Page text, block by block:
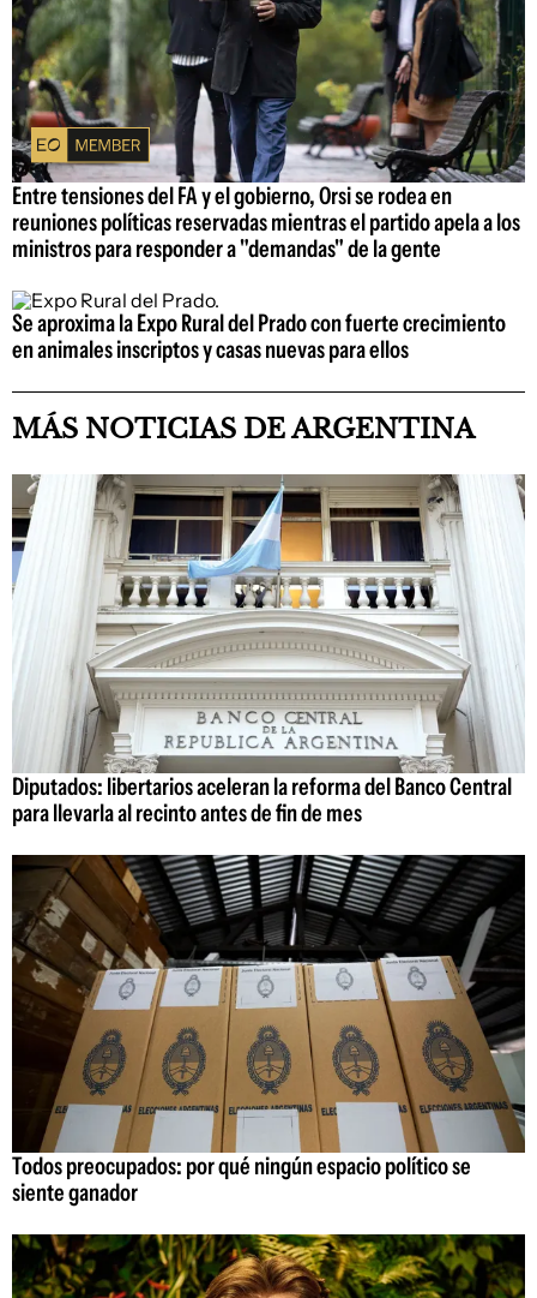
Entre tensiones del FA y el gobierno, Orsi se rodea en
reuniones políticas reservadas mientras el partido apela a los
ministros para responder a "demandas" de la gente
Se aproxima la Expo Rural del Prado con fuerte crecimiento
en animales inscriptos y casas nuevas para ellos
MÁS NOTICIAS DE ARGENTINA
Diputados: libertarios aceleran la reforma del Banco Central
para llevarla al recinto antes de fin de mes
Todos preocupados: por qué ningún espacio político se
siente ganador